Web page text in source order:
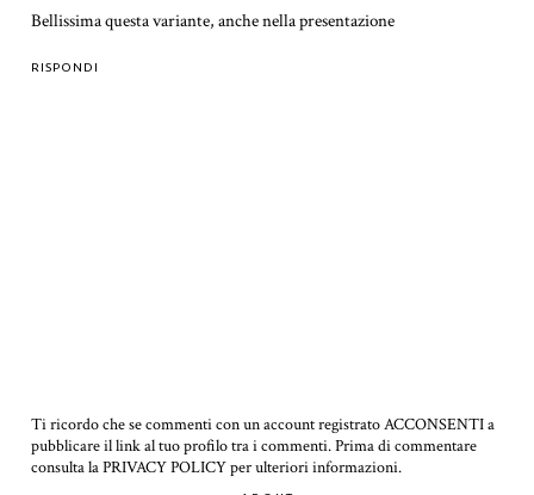
Bellissima questa variante, anche nella presentazione
RISPONDI
Ti ricordo che se commenti con un account registrato ACCONSENTI a
pubblicare il link al tuo profilo tra i commenti.Prima di commentare
consulta la PRIVACY POLICY per ulteriori informazioni.